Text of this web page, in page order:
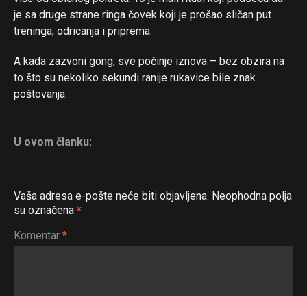
je sa druge strane ringa čovek koji je prošao sličan put
treninga, odricanja i priprema.
A kada zazvoni gong, sve počinje iznova – bez obzira na
to što su nekoliko sekundi ranije rukavice bile znak
poštovanja.
U ovom članku:
Vaša adresa e-pošte neće biti objavljena. Neophodna polja
su označena *
Komentar *